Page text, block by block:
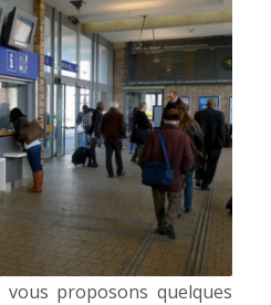
proposons quelques